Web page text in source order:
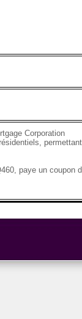
Corporation
permettant
paye un coupon